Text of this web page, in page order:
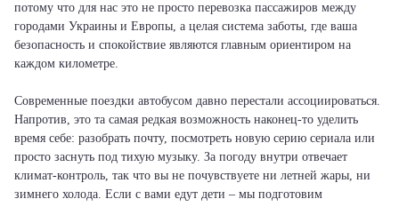
потому что для нас это не просто перевозка пассажиров между
городами Украины и Европы, а целая система заботы, где ваша
безопасность и спокойствие являются главным ориентиром на
каждом километре.
Современные поездки автобусом давно перестали ассоциироваться.
Напротив, это та самая редкая возможность наконец-то уделить
время себе: разобрать почту, посмотреть новую серию сериала или
просто заснуть под тихую музыку. За погоду внутри отвечает
климат-контроль, так что вы не почувствуете ни летней жары, ни
зимнего холода. Если с вами едут дети – мы подготовим